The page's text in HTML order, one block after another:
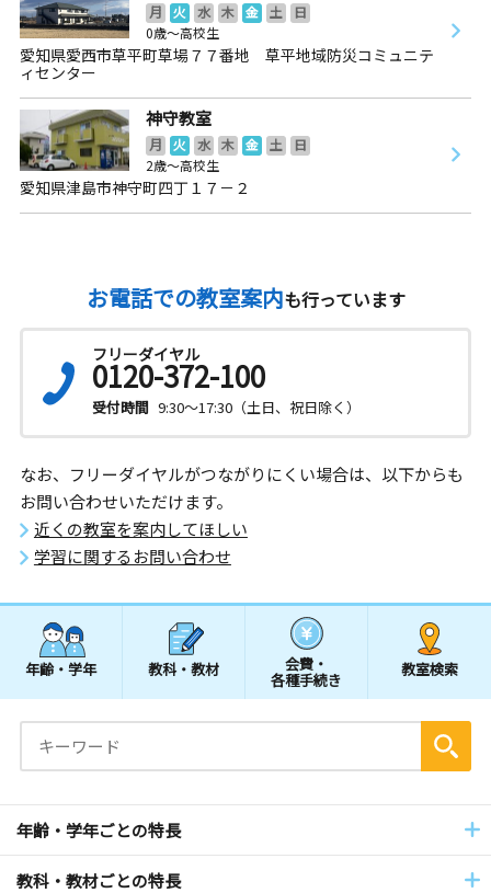
月 火 水 木 金 土
日
0歳～高校生
愛知県愛西市草平町草場７７番地 草平地域防災コミュニテ
ィセンター
神守教室
月 火 水 木 金 土
日
2歳～高校生
愛知県津島市神守町四丁１７－２
お電話での教室案内も行っています
フリーダイヤル
0120-372-100
受付時間 9:30～17:30（土日、祝日除く）
なお、フリーダイヤルがつながりにくい場合は、以下からも
お問い合わせいただけます。
近くの教室を案内してほしい
学習に関するお問い合わせ
年齢・学年 教科・教材 会費・
各種手続き
教室検索
年齢・学年ごとの特長
教科・教材ごとの特長